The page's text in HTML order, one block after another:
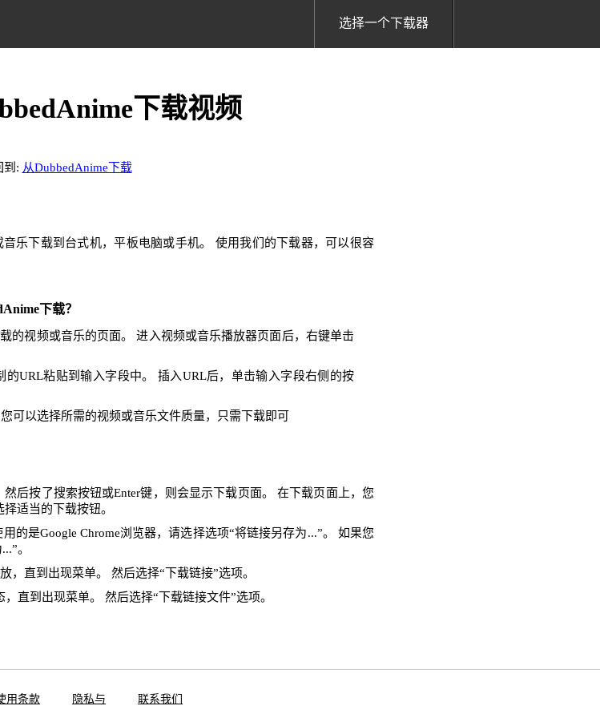
选择一个下载器
下载视频
到: 从DubbedAnime下载
乐下载到台式机，平板电脑或手机。 使用我们的下载器，可以很容
下载？
的视频或音乐的页面。 进入视频或音乐播放器页面后，右键单击
的URL粘贴到输入字段中。 插入URL后，单击输入字段右侧的按
可以选择所需的视频或音乐文件质量，只需下载即可
后按了搜索按钮或Enter键，则会显示下载页面。 在下载页面上，您
适当的下载按钮。
的是Google Chrome浏览器，请选择选项“将链接另存为...”。 如果您
。
，直到出现菜单。 然后选择“下载链接”选项。
直到出现菜单。 然后选择“下载链接文件”选项。
用条款 隐私与 联系我们